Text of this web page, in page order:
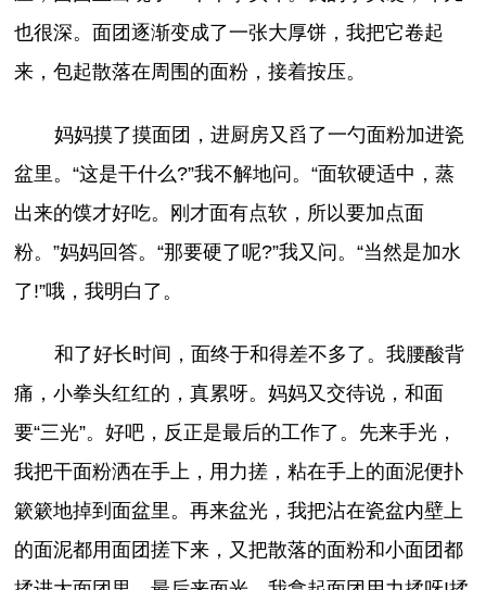
也很深。面团逐渐变成了一张大厚饼，我把它卷起
来，包起散落在周围的面粉，接着按压。
妈妈摸了摸面团，进厨房又舀了一勺面粉加进瓷
盆里。“这是干什么?”我不解地问。“面软硬适中，蒸
出来的馍才好吃。刚才面有点软，所以要加点面
粉。”妈妈回答。“那要硬了呢?”我又问。“当然是加水
了!”哦，我明白了。
和了好长时间，面终于和得差不多了。我腰酸背
痛，小拳头红红的，真累呀。妈妈又交待说，和面
要“三光”。好吧，反正是最后的工作了。先来手光，
我把干面粉洒在手上，用力搓，粘在手上的面泥便扑
簌簌地掉到面盆里。再来盆光，我把沾在瓷盆内壁上
的面泥都用面团搓下来，又把散落的面粉和小面团都